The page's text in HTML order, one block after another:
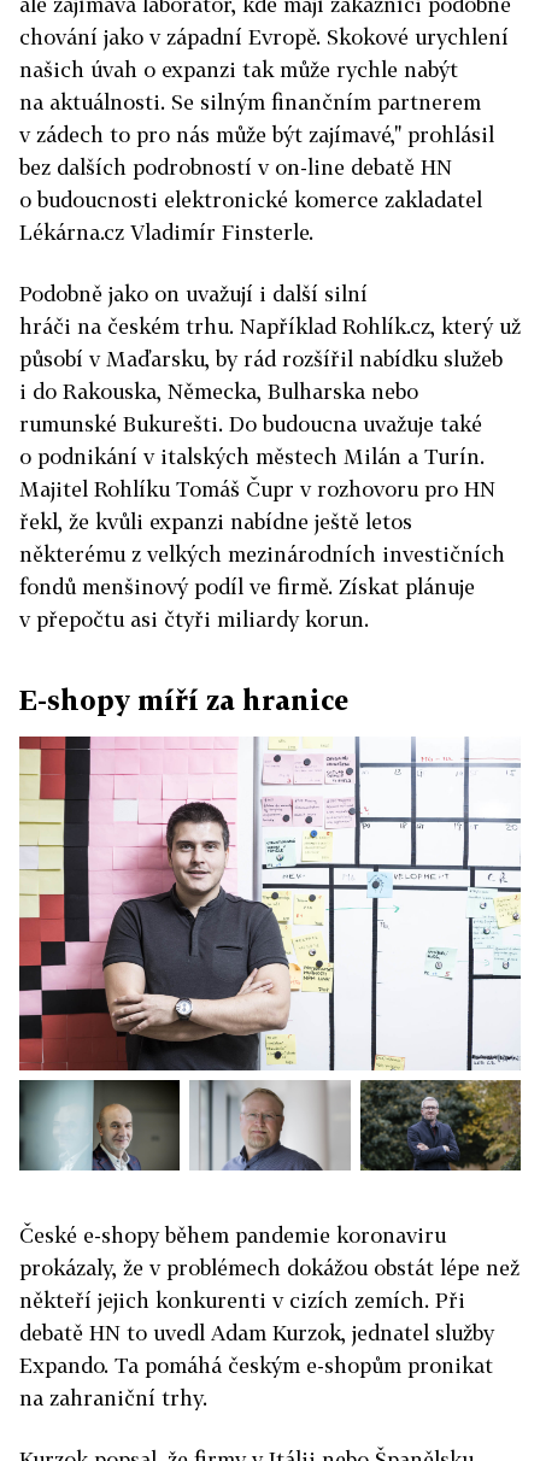
chování jako v západní Evropě. Skokové urychlení
našich úvah o expanzi tak může rychle nabýt
na aktuálnosti. Se silným finančním partnerem
v zádech to pro nás může být zajímavé," prohlásil
bez dalších podrobností v on-line debatě HN
o budoucnosti elektronické komerce zakladatel
Lékárna.cz Vladimír Finsterle.
Podobně jako on uvažují i další silní
hráči na českém trhu. Například Rohlík.cz, který už
působí v Maďarsku, by rád rozšířil nabídku služeb
i do Rakouska, Německa, Bulharska nebo
rumunské Bukurešti. Do budoucna uvažuje také
o podnikání v italských městech Milán a Turín.
Majitel Rohlíku Tomáš Čupr v rozhovoru pro HN
řekl, že kvůli expanzi nabídne ještě letos
některému z velkých mezinárodních investičních
fondů menšinový podíl ve firmě. Získat plánuje
v přepočtu asi čtyři miliardy korun.
E-shopy míří za hranice
České e-shopy během pandemie koronaviru
prokázaly, že v problémech dokážou obstát lépe než
někteří jejich konkurenti v cizích zemích. Při
debatě HN to uvedl Adam Kurzok, jednatel služby
Expando. Ta pomáhá českým e-shopům pronikat
na zahraniční trhy.